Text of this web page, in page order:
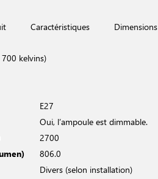
Caractéristiques Dimensions
kelvins)
E27
Oui, l’ampoule est dimmable.
2700
806.0
Divers (selon installation)